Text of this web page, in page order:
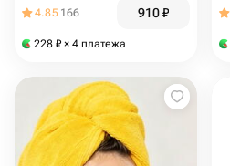
4.85 166 910₽
228 ₽ × 4 платежа